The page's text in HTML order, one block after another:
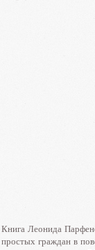
Книга Леонида
простых граждан в